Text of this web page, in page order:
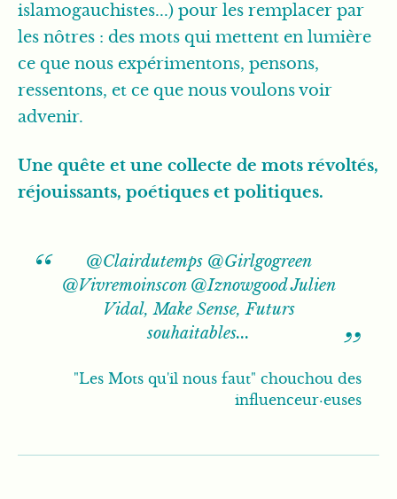
islamogauchistes...) pour les remplacer par
les nôtres : des mots qui mettent en lumière
ce que nous expérimentons, pensons,
ressentons, et ce que nous voulons voir
advenir.
Une quête et une collecte de mots révoltés,
réjouissants, poétiques et politiques.
@Clairdutemps @Girlgogreen
@Vivremoinscon @Iznowgood Julien
Vidal, Make Sense, Futurs
souhaitables...
"Les Mots qu'il nous faut" chouchou des
influenceur·euses